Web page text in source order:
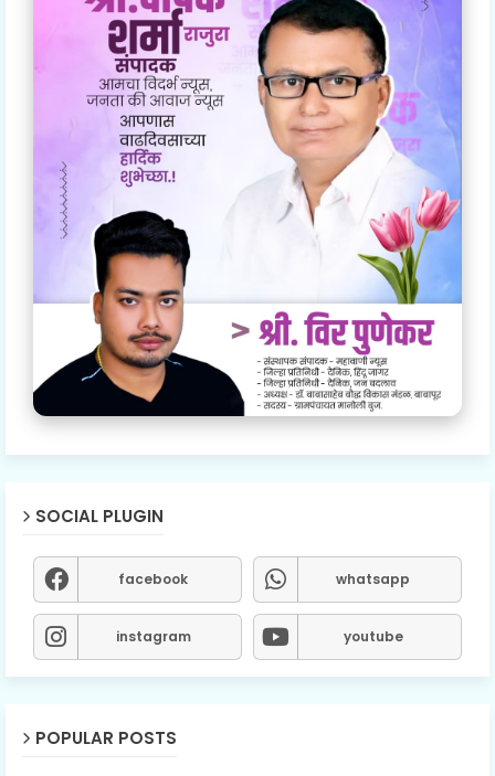
SOCIAL PLUGIN
facebook whatsapp
instagram youtube
POPULAR POSTS